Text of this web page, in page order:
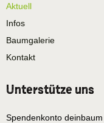
Aktuell
Infos
Baumgalerie
Kontakt
Unterstütze uns
Spendenkonto deinbaum